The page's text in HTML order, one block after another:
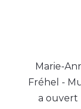
Marie-
Fréhel -
a ouvert